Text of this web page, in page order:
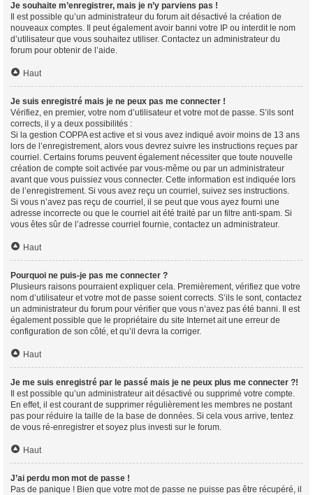
Je souhaite m’enregistrer, mais je n’y parviens pas !
Il est possible qu’un administrateur du forum ait désactivé la création de
nouveaux comptes. Il peut également avoir banni votre IP ou interdit le nom
d’utilisateur que vous souhaitez utiliser. Contactez un administrateur du
forum pour obtenir de l’aide.
Haut
Je suis enregistré mais je ne peux pas me connecter !
Vérifiez, en premier, votre nom d’utilisateur et votre mot de passe. S’ils sont
corrects, il y a deux possibilités :
Si la gestion COPPA est active et si vous avez indiqué avoir moins de 13 ans
lors de l’enregistrement, alors vous devrez suivre les instructions reçues par
courriel. Certains forums peuvent également nécessiter que toute nouvelle
création de compte soit activée par vous-même ou par un administrateur
avant que vous puissiez vous connecter. Cette information est indiquée lors
de l’enregistrement. Si vous avez reçu un courriel, suivez ses instructions.
Si vous n’avez pas reçu de courriel, il se peut que vous ayez fourni une
adresse incorrecte ou que le courriel ait été traité par un filtre anti-spam. Si
vous êtes sûr de l’adresse courriel fournie, contactez un administrateur.
Haut
Pourquoi ne puis-je pas me connecter ?
Plusieurs raisons pourraient expliquer cela. Premièrement, vérifiez que votre
nom d’utilisateur et votre mot de passe soient corrects. S’ils le sont, contactez
un administrateur du forum pour vérifier que vous n’avez pas été banni. Il est
également possible que le propriétaire du site Internet ait une erreur de
configuration de son côté, et qu’il devra la corriger.
Haut
Je me suis enregistré par le passé mais je ne peux plus me connecter ?!
Il est possible qu’un administrateur ait désactivé ou supprimé votre compte.
En effet, il est courant de supprimer régulièrement les membres ne postant
pas pour réduire la taille de la base de données. Si cela vous arrive, tentez
de vous ré-enregistrer et soyez plus investi sur le forum.
Haut
J’ai perdu mon mot de passe !
Pas de panique ! Bien que votre mot de passe ne puisse pas être récupéré, il